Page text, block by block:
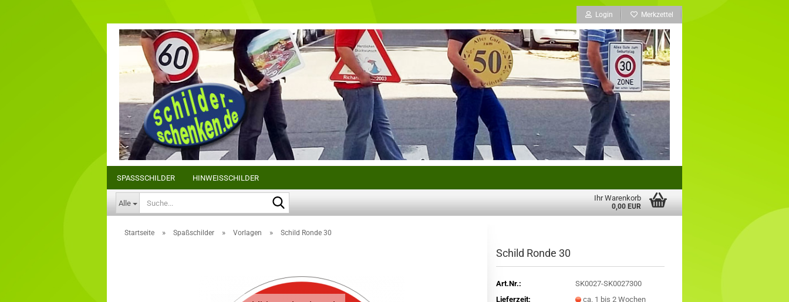
Login Merkzettel
Alle
Ihr Warenkorb
0,00 EUR
SPASSSCHILDER HINWEISSCHILDER
Startseite » Spaßschilder » Vorlagen » Schild Ronde 30
Schild Ronde 30
Art.Nr.:
SK0027-SK0027300
Lieferzeit:
ca. 1 bis 2 Wochen